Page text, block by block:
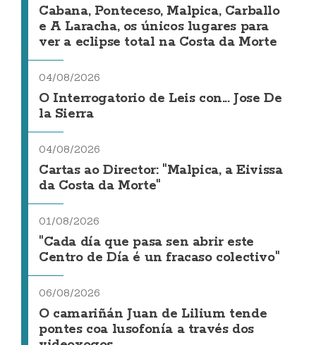
Cabana, Ponteceso, Malpica, Carballo
e A Laracha, os únicos lugares para
ver a eclipse total na Costa da Morte
04/08/2026
O Interrogatorio de Leis con... Jose De
la Sierra
04/08/2026
Cartas ao Director: "Malpica, a Eivissa
da Costa da Morte"
01/08/2026
"Cada día que pasa sen abrir este
Centro de Día é un fracaso colectivo"
06/08/2026
O camariñán Juan de Lilium tende
pontes coa lusofonía a través dos